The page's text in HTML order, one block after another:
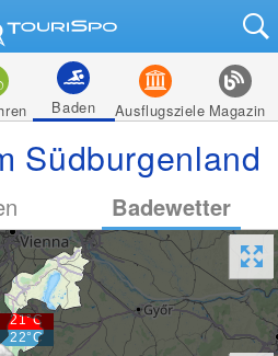
Baden Ausflugsziele Magazin
Südburgenland
Badewetter